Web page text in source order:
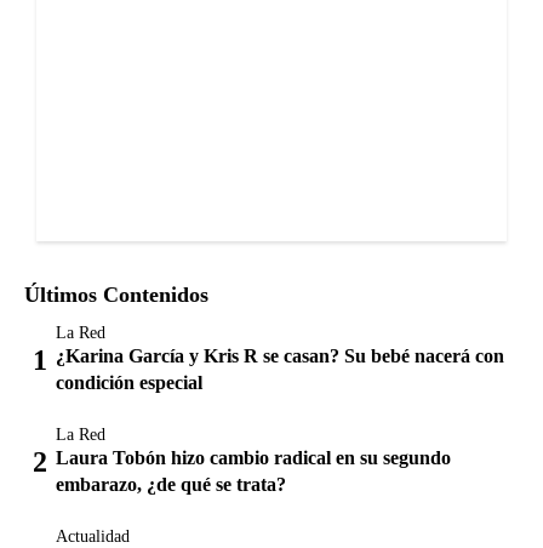
Últimos Contenidos
La Red
¿Karina García y Kris R se casan? Su bebé nacerá con
condición especial
La Red
Laura Tobón hizo cambio radical en su segundo
embarazo, ¿de qué se trata?
Actualidad